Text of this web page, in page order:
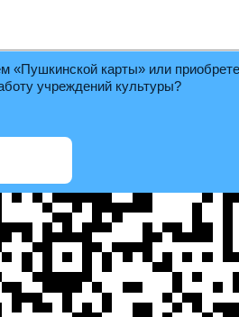
«Пушкинской карты» или
учреждений культуры?